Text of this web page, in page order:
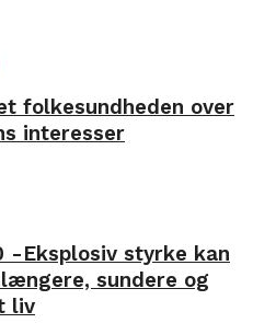
folkesundheden over
interesser
Eksplosiv styrke kan
sundere og
liv